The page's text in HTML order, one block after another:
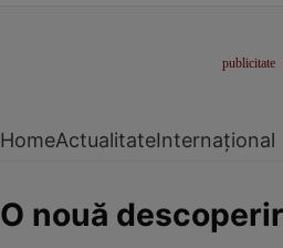
HomeActualitateInternațional
O nouă